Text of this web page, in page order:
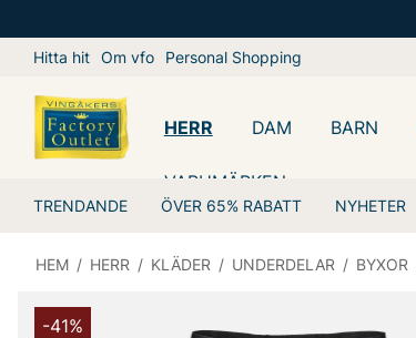
Hitta hit Om vfo Personal Shopping
HERR
TRENDANDE ÖVER 65% RABATT NYHETER
DAM BARN
VARUMÄRKEN
HEM / HERR / KLÄDER / UNDERDELAR / BYXOR
-41%